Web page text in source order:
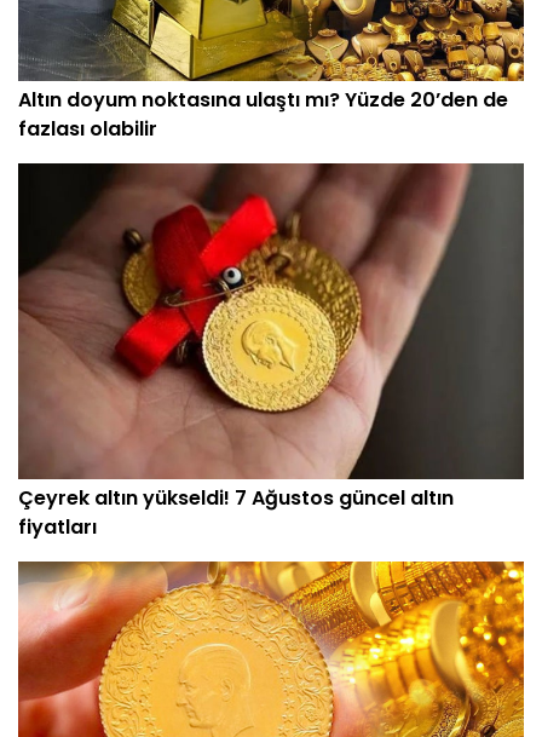
Altın doyum noktasına ulaştı mı? Yüzde 20’den de
fazlası olabilir
Çeyrek altın yükseldi! 7 Ağustos güncel altın
fiyatları